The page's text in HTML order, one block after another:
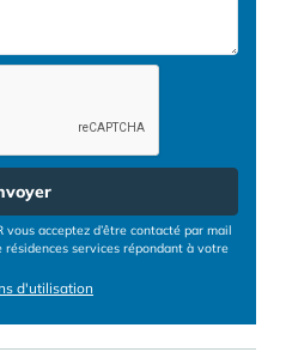
vous acceptez d’être contacté par mail
services répondant à votre
d'utilisation